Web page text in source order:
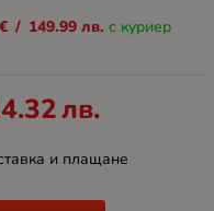
€ / 149.99 лв. с куриер
лв.
и плащане